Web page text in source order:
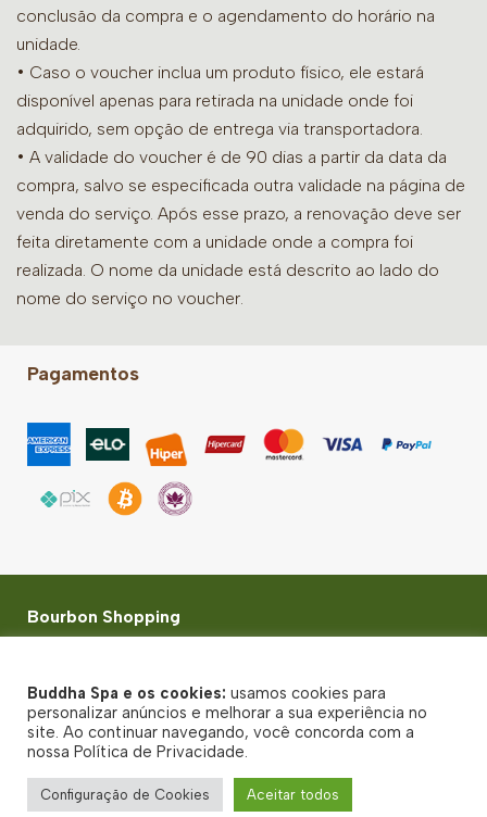
conclusão da compra e o agendamento do horário na
unidade.
• Caso o voucher inclua um produto físico, ele estará
disponível apenas para retirada na unidade onde foi
adquirido, sem opção de entrega via transportadora.
• A validade do voucher é de 90 dias a partir da data da
compra, salvo se especificada outra validade na página de
venda do serviço. Após esse prazo, a renovação deve ser
feita diretamente com a unidade onde a compra foi
realizada. O nome da unidade está descrito ao lado do
nome do serviço no voucher.
Pagamentos
Bourbon Shopping
© Buddha Spa 2026 - Todos direitos reservados
Política de Privacidade
Termos de uso
Buddha Spa e os cookies: usamos cookies para
personalizar anúncios e melhorar a sua experiência no
site. Ao continuar navegando, você concorda com a
nossa Política de Privacidade.
Configuração de Cookies Aceitar todos